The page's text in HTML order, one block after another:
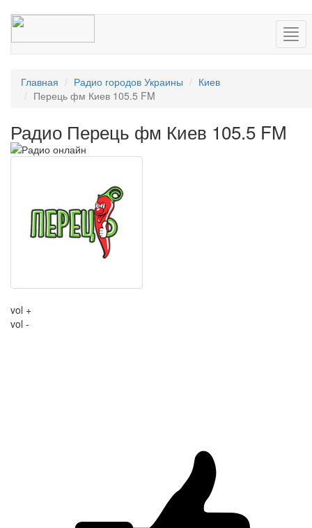
Главная Радио городов Украины
Киев
Перець фм Киев 105.5 FM
Радио Перець фм Киев 105.5 FM
vol +
vol -